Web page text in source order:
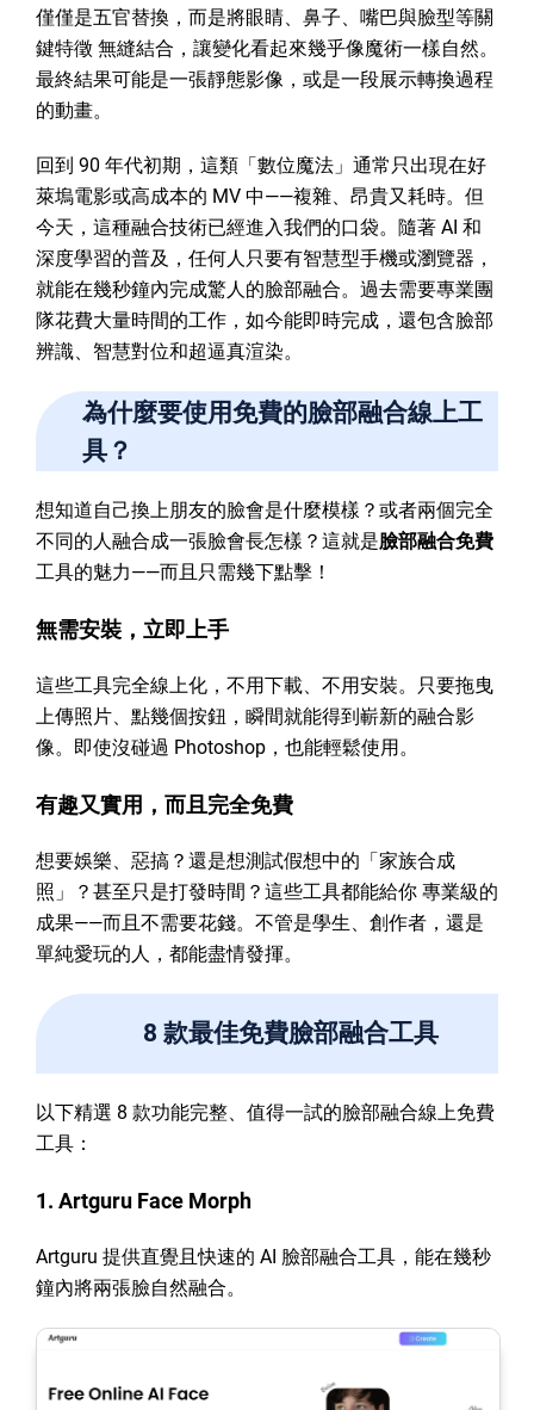
僅僅是五官替換，而是將眼睛、鼻子、嘴巴與臉型等關
鍵特徵 無縫結合，讓變化看起來幾乎像魔術一樣自然。
最終結果可能是一張靜態影像，或是一段展示轉換過程
的動畫。
回到 90 年代初期，這類「數位魔法」通常只出現在好
萊塢電影或高成本的 MV 中——複雜、昂貴又耗時。但
今天，這種融合技術已經進入我們的口袋。隨著 AI 和
深度學習的普及，任何人只要有智慧型手機或瀏覽器，
就能在幾秒鐘內完成驚人的臉部融合。過去需要專業團
隊花費大量時間的工作，如今能即時完成，還包含臉部
辨識、智慧對位和超逼真渲染。
為什麼要使用免費的臉部融合線上工
具？
想知道自己換上朋友的臉會是什麼模樣？或者兩個完全
不同的人融合成一張臉會長怎樣？這就是臉部融合免費
工具的魅力——而且只需幾下點擊！
無需安裝，立即上手
這些工具完全線上化，不用下載、不用安裝。只要拖曳
上傳照片、點幾個按鈕，瞬間就能得到嶄新的融合影
像。即使沒碰過 Photoshop，也能輕鬆使用。
有趣又實用，而且完全免費
想要娛樂、惡搞？還是想測試假想中的「家族合成
照」？甚至只是打發時間？這些工具都能給你 專業級的
成果——而且不需要花錢。不管是學生、創作者，還是
單純愛玩的人，都能盡情發揮。
8 款最佳免費臉部融合工具
以下精選 8 款功能完整、值得一試的臉部融合線上免費
工具：
1. Artguru Face Morph
Artguru 提供直覺且快速的 AI 臉部融合工具，能在幾秒
鐘內將兩張臉自然融合。